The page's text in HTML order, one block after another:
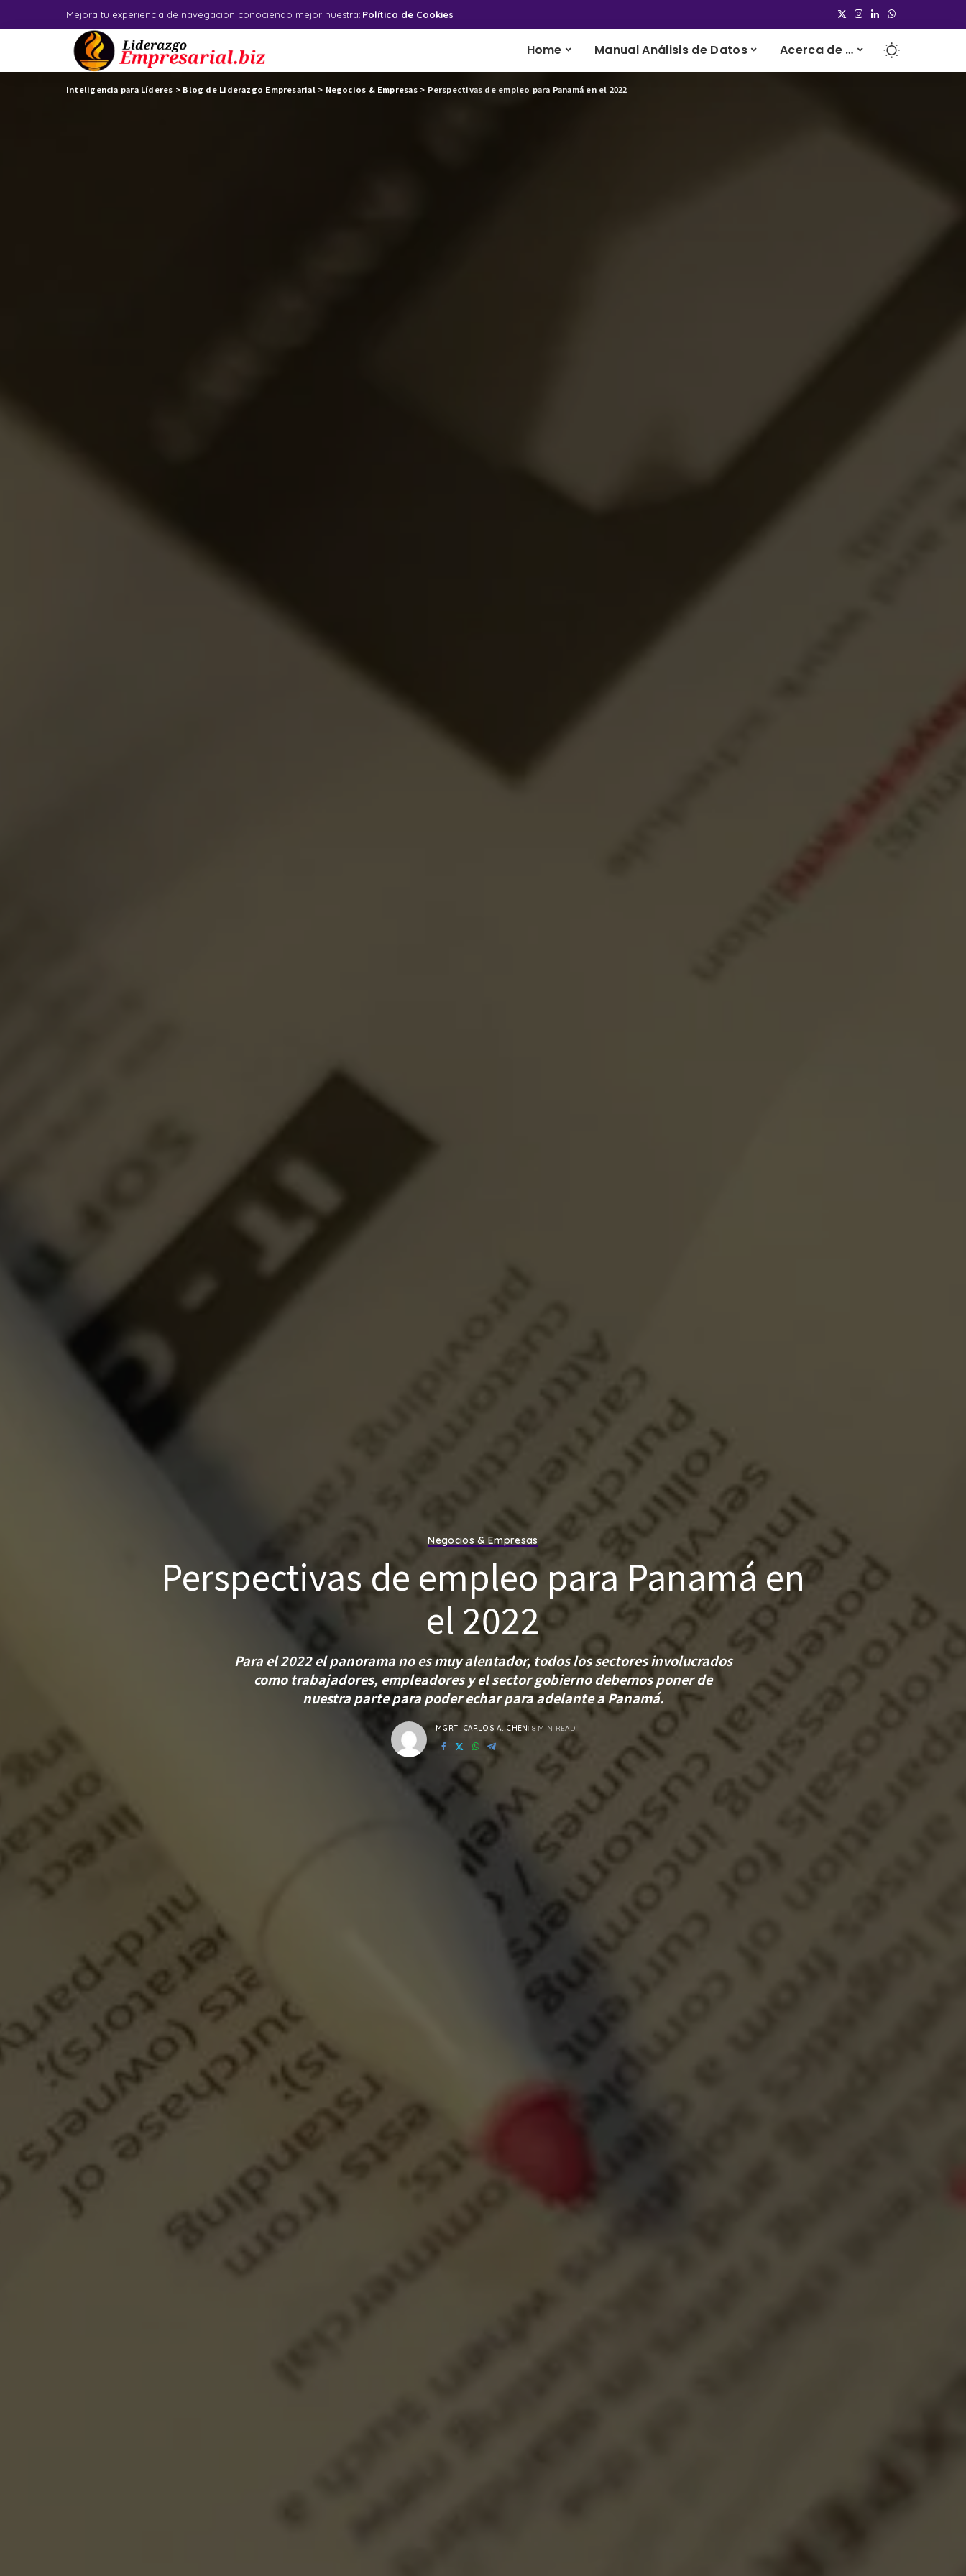
Mejora tu experiencia de navegación conociendo mejor nuestra: Política de Cookies
Home Manual Análisis de Datos Acerca de …
Inteligencia para Líderes > Blog de Liderazgo Empresarial > Negocios & Empresas> Perspectivas de empleo para Panamá en el 2022
Negocios & Empresas
Perspectivas de empleo para Panamá en
el 2022
Para el 2022 el panorama no es muy alentador, todos los sectores involucrados
como trabajadores, empleadores y el sector gobierno debemos poner de
nuestra parte para poder echar para adelante a Panamá.
POSTED
BY
MGRT. CARLOS A. CHEN 8 MIN READ